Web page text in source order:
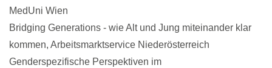
MedUni Wien
Bridging Generations - wie Alt und Jung miteinander klar
kommen, Arbeitsmarktservice Niederösterreich
Genderspezifische Perspektiven im